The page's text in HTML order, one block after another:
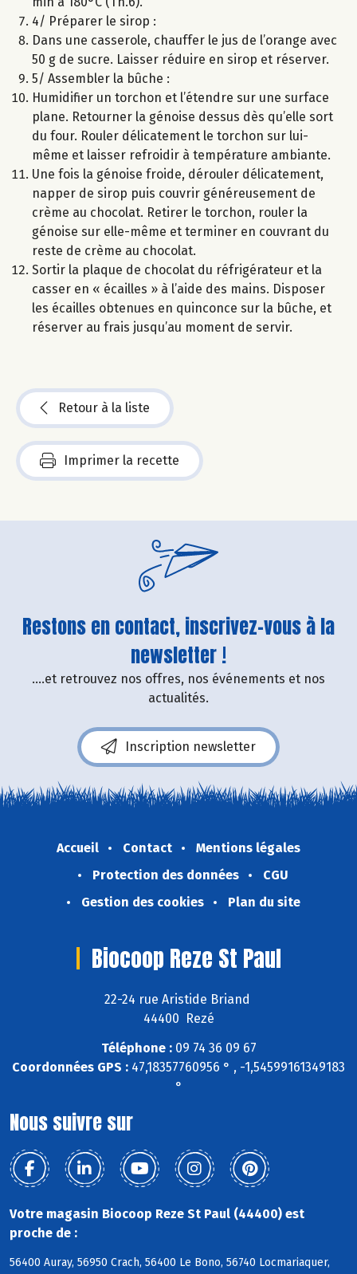
4/ Préparer le sirop :
Dans une casserole, chauffer le jus de l’orange avec
50 g de sucre. Laisser réduire en sirop et réserver.
5/ Assembler la bûche :
Humidifier un torchon et l’étendre sur une surface
plane. Retourner la génoise dessus dès qu’elle sort
du four. Rouler délicatement le torchon sur lui-
même et laisser refroidir à température ambiante.
Une fois la génoise froide, dérouler délicatement,
napper de sirop puis couvrir généreusement de
crème au chocolat. Retirer le torchon, rouler la
génoise sur elle-même et terminer en couvrant du
reste de crème au chocolat.
Sortir la plaque de chocolat du réfrigérateur et la
casser en « écailles » à l’aide des mains. Disposer
les écailles obtenues en quinconce sur la bûche, et
réserver au frais jusqu’au moment de servir.
Retour à la liste
Imprimer la recette
Restons en contact, inscrivez-vous à la
newsletter !
....et retrouvez nos offres, nos événements et nos
actualités.
Inscription newsletter
Accueil Contact
Mentions légales
Protection des données
CGU
Gestion des cookies
Plan du site
Biocoop Reze St Paul
22-24 rue Aristide Briand
44400 Rezé
Téléphone :09 74 36 09 67
Coordonnées GPS : 47,18357760956 ° , -1,54599161349183
°
Nous suivre sur
Votre magasin Biocoop Reze St Paul (44400) est
proche de :
56400 Auray, 56950 Crach, 56400 Le Bono, 56740 Locmariaquer,